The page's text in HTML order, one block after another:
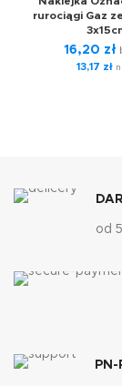
rurociągi Gaz
16,20 zł
13,17 zł
od